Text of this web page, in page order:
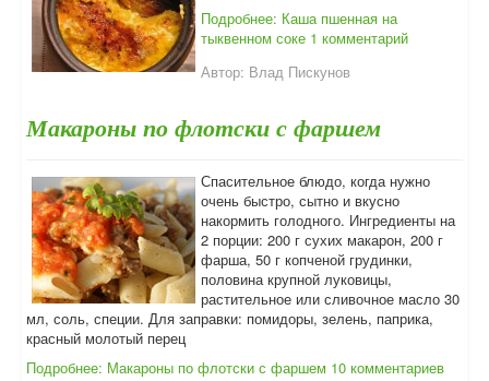
Подробнее: Каша пшенная на
тыквенном соке 1 комментарий
Автор: Влад Пискунов
Макароны по флотски с фаршем
Спасительное блюдо, когда нужно
очень быстро, сытно и вкусно
накормить голодного. Ингредиенты на
2 порции: 200 г сухих макарон, 200 г
фарша, 50 г копченой грудинки,
половина крупной луковицы,
растительное или сливочное масло 30
мл, соль, специи. Для заправки: помидоры, зелень, паприка,
красный молотый перец
Подробнее: Макароны по флотски с фаршем 10 комментариев